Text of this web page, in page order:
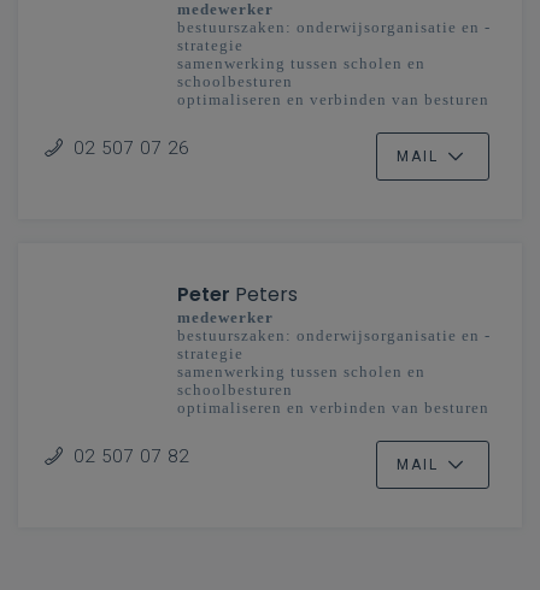
medewerker
bestuurszaken: onderwijsorganisatie en -
strategie
samenwerking tussen scholen en
schoolbesturen
optimaliseren en verbinden van besturen
02 507 07 26 MAIL
Peter Peters
medewerker
bestuurszaken: onderwijsorganisatie en -
strategie
samenwerking tussen scholen en
schoolbesturen
optimaliseren en verbinden van besturen
02 507 07 82 MAIL